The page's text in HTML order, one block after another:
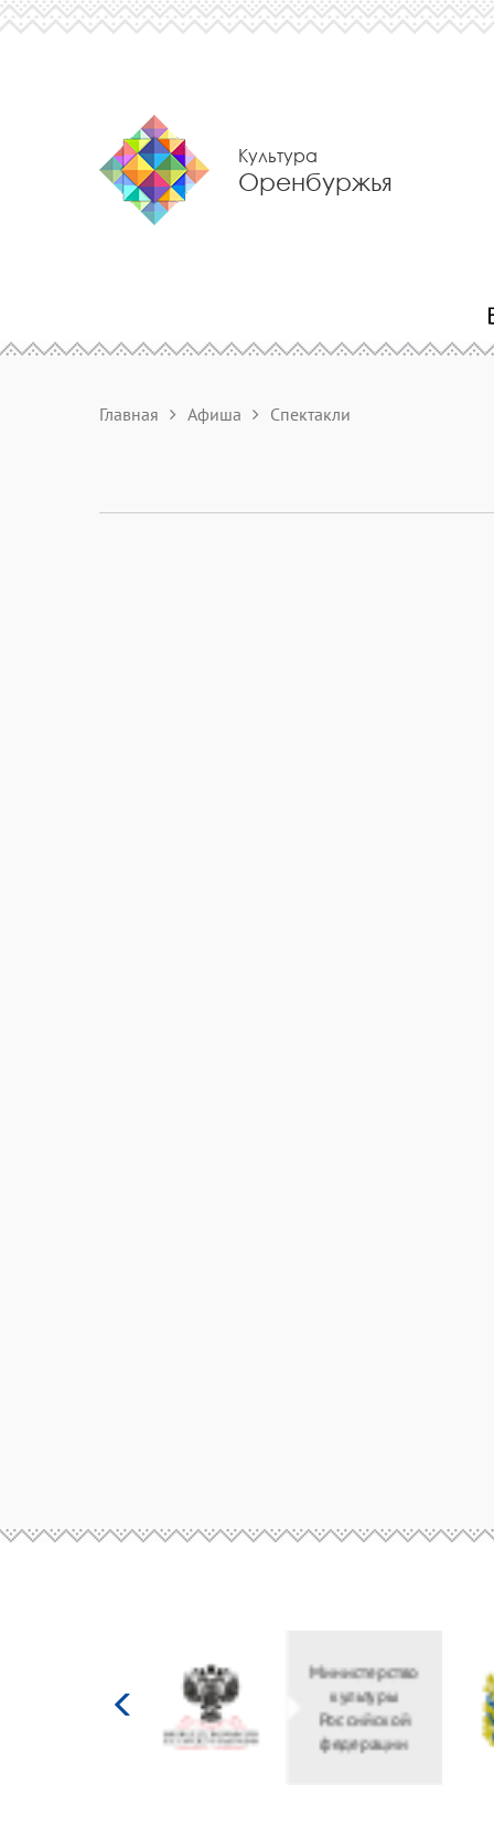
Культура
Оренбуржья
Главная Афиша Спектакли
Министерство
культуры
Российской
федерации